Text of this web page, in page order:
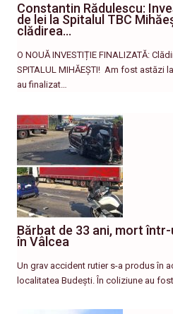
Constantin Rădulescu:
de lei la Spitalul TBC
clădirea…
O NOUĂ INVESTIȚIE FINALIZATĂ:
SPITALUL MIHĂEȘTI! ​ Am fost astăzi
au finalizat…
Bărbat de 33 ani, mort
în Vâlcea
Un grav accident rutier s-a produs în
localitatea Budești. În coliziune au